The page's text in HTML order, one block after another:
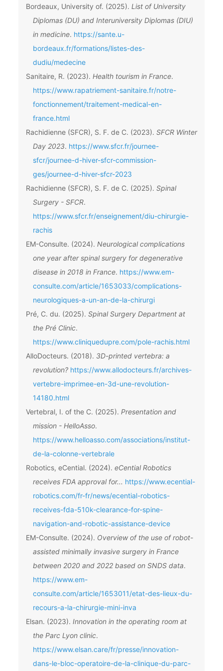
Bordeaux, University of. (2025). List of University
Diplomas (DU) and Interuniversity Diplomas (DIU)
in medicine. https://sante.u-
bordeaux.fr/formations/listes-des-
dudiu/medecine
Sanitaire, R. (2023). Health tourism in France.
https://www.rapatriement-sanitaire.fr/notre-
fonctionnement/traitement-medical-en-
france.html
Rachidienne (SFCR), S. F. de C. (2023). SFCR Winter
Day 2023. https://www.sfcr.fr/journee-
sfcr/journee-d-hiver-sfcr-commission-
ges/journee-d-hiver-sfcr-2023
Rachidienne (SFCR), S. F. de C. (2025). Spinal
Surgery - SFCR.
https://www.sfcr.fr/enseignement/diu-chirurgie-
rachis
EM-Consulte. (2024). Neurological complications
one year after spinal surgery for degenerative
disease in 2018 in France. https://www.em-
consulte.com/article/1653033/complications-
neurologiques-a-un-an-de-la-chirurgi
Pré, C. du. (2025). Spinal Surgery Department at
the Pré Clinic.
https://www.cliniquedupre.com/pole-rachis.html
AlloDocteurs. (2018). 3D-printed vertebra: a
revolution? https://www.allodocteurs.fr/archives-
vertebre-imprimee-en-3d-une-revolution-
14180.html
Vertebral, I. of the C. (2025). Presentation and
mission - HelloAsso.
https://www.helloasso.com/associations/institut-
de-la-colonne-vertebrale
Robotics, eCential. (2024). eCential Robotics
receives FDA approval for... https://www.ecential-
robotics.com/fr-fr/news/ecential-robotics-
receives-fda-510k-clearance-for-spine-
navigation-and-robotic-assistance-device
EM-Consulte. (2024). Overview of the use of robot-
assisted minimally invasive surgery in France
between 2020 and 2022 based on SNDS data.
https://www.em-
consulte.com/article/1653011/etat-des-lieux-du-
recours-a-la-chirurgie-mini-inva
Elsan. (2023). Innovation in the operating room at
the Parc Lyon clinic.
https://www.elsan.care/fr/presse/innovation-
dans-le-bloc-operatoire-de-la-clinique-du-parc-